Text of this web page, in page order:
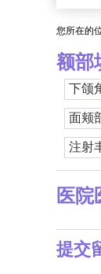
您所在的
额部
下颌
面颊
注射
医院
提交